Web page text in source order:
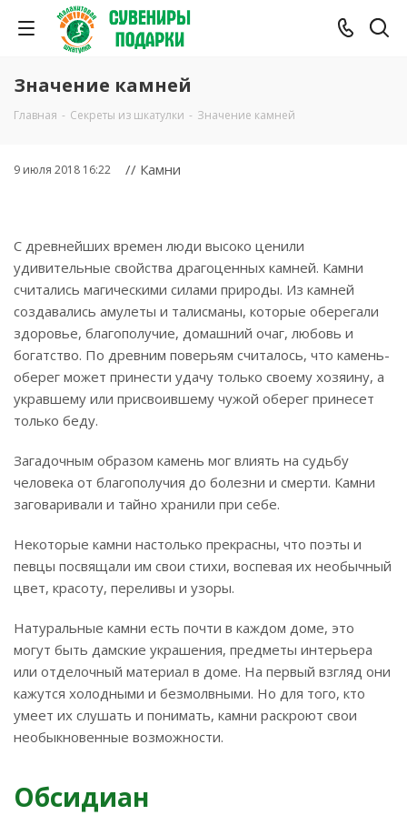
Значение камней
Главная - Секреты из шкатулки - Значение камней
9 июля 2018 16:22 // Камни
С древнейших времен люди высоко ценили
удивительные свойства драгоценных камней. Камни
считались магическими силами природы. Из камней
создавались амулеты и талисманы, которые оберегали
здоровье, благополучие, домашний очаг, любовь и
богатство. По древним поверьям считалось, что камень-
оберег может принести удачу только своему хозяину, а
укравшему или присвоившему чужой оберег принесет
только беду.
Загадочным образом камень мог влиять на судьбу
человека от благополучия до болезни и смерти. Камни
заговаривали и тайно хранили при себе.
Некоторые камни настолько прекрасны, что поэты и
певцы посвящали им свои стихи, воспевая их необычный
цвет, красоту, переливы и узоры.
Натуральные камни есть почти в каждом доме, это
могут быть дамские украшения, предметы интерьера
или отделочный материал в доме. На первый взгляд они
кажутся холодными и безмолвными. Но для того, кто
умеет их слушать и понимать, камни раскроют свои
необыкновенные возможности.
Обсидиан